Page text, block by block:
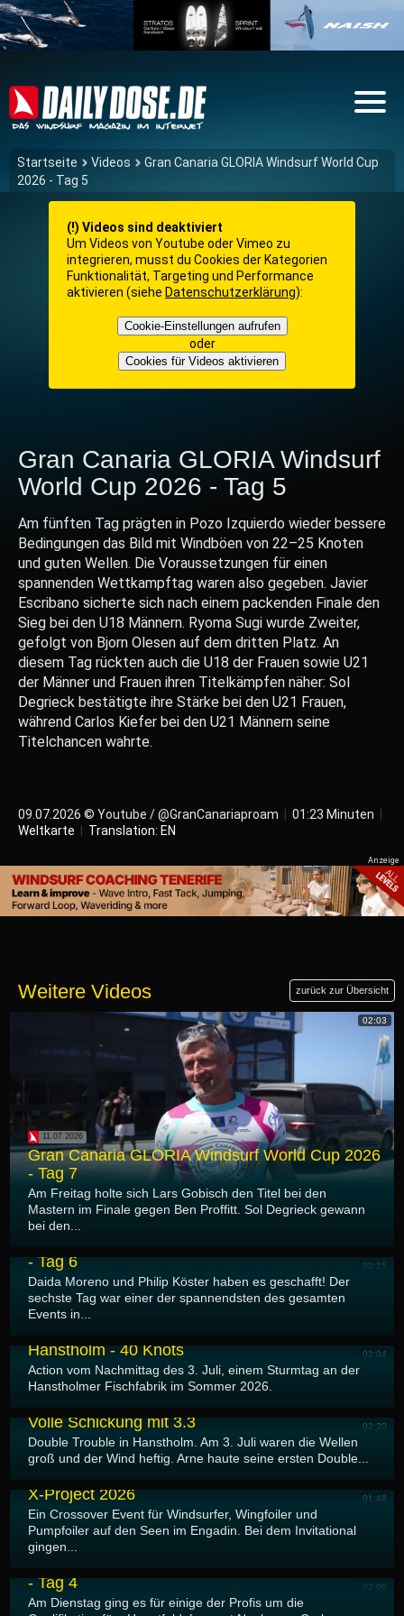
Startseite Videos
Gran Canaria GLORIA Windsurf World Cup
2026 - Tag 5
(!) Videos sind deaktiviert
Um Videos von Youtube oder Vimeo zu
integrieren, musst du Cookies der Kategorien
Funktionalität, Targeting und Performance
aktivieren (siehe Datenschutzerklärung):
Cookie-Einstellungen aufrufen
oder
Cookies für Videos aktivieren
Gran Canaria GLORIA Windsurf
World Cup 2026 - Tag 5
Am fünften Tag prägten in Pozo Izquierdo wieder bessere
Bedingungen das Bild mit Windböen von 22–25 Knoten
und guten Wellen. Die Voraussetzungen für einen
spannenden Wettkampftag waren also gegeben. Javier
Escribano sicherte sich nach einem packenden Finale den
Sieg bei den U18 Männern. Ryoma Sugi wurde Zweiter,
gefolgt von Bjorn Olesen auf dem dritten Platz. An
diesem Tag rückten auch die U18 der Frauen sowie U21
der Männer und Frauen ihren Titelkämpfen näher: Sol
Degrieck bestätigte ihre Stärke bei den U21 Frauen,
während Carlos Kiefer bei den U21 Männern seine
Titelchancen wahrte.
09.07.2026 © Youtube / @GranCanariaproam 01:23 Minuten
Weltkarte
Translation: EN
Weitere Videos zurück zur Übersicht
02:03
11.07.2026
Gran Canaria GLORIA Windsurf World Cup 2026
- Tag 7
Am Freitag holte sich Lars Gobisch den Titel bei den
Mastern im Finale gegen Ben Proffitt. Sol Degrieck gewann
bei den...
02:15
10.07.2026
- Tag 6
Daida Moreno und Philip Köster haben es geschafft! Der
sechste Tag war einer der spannendsten des gesamten
Events in...
02:04
Hanstholm - 40 Knots
Action vom Nachmittag des 3. Juli, einem Sturmtag an der
Hanstholmer Fischfabrik im Sommer 2026.
02:20
Volle Schickung mit 3.3
Double Trouble in Hanstholm. Am 3. Juli waren die Wellen
groß und der Wind heftig. Arne haute seine ersten Double...
01:48
X-Project 2026
Ein Crossover Event für Windsurfer, Wingfoiler und
Pumpfoiler auf den Seen im Engadin. Bei dem Invitational
gingen...
02:06
08.07.2026
- Tag 4
Am Dienstag ging es für einige der Profis um die